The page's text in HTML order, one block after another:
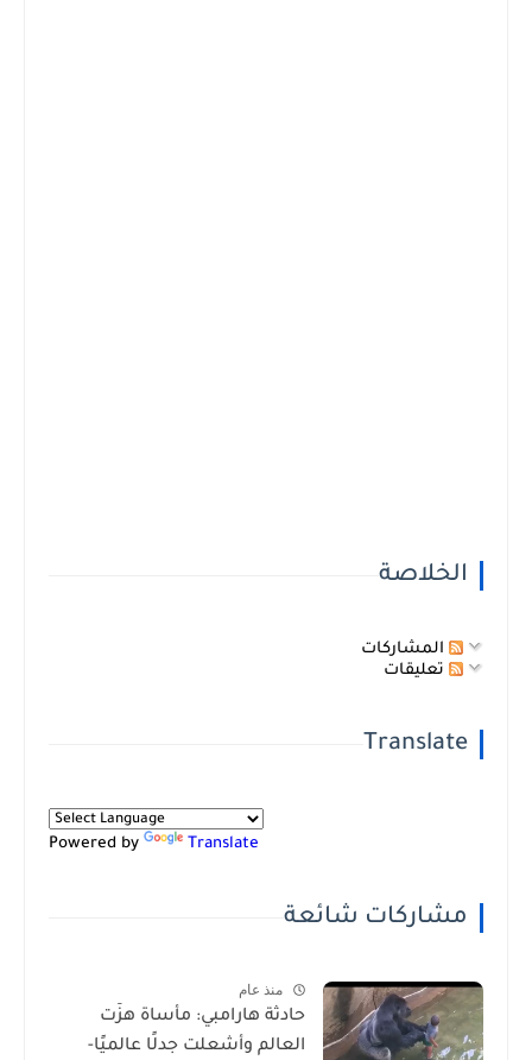
الخلاصة
المشاركات
تعليقات
Translate
Powered by Translate
مشاركات شائعة
منذ عام
حادثة هارامبي: مأساة هزّت
العالم وأشعلت جدلًا عالميًا-